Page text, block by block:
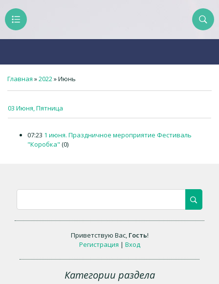
Главная »2022»Июнь
03 Июня, Пятница
07:23 1 июня. Праздничное мероприятие Фестиваль
"Коробка" (0)
Приветствую Вас, Гость!
Регистрация | Вход
Категории раздела